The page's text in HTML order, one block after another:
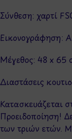
Σύνθεση: χαρτί
Εικονογράφηση:
Μέγεθος: 48 x 65
Διαστάσεις
Κατασκευάζεται
Προειδοποίηση!
των τριών ετών.